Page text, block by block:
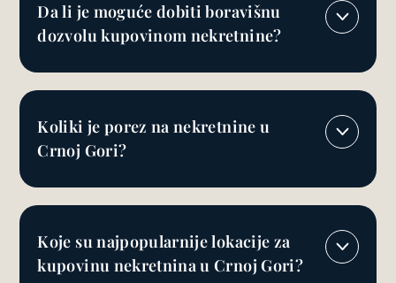
Da li je moguće dobiti boravišnu
dozvolu kupovinom nekretnine?
Koliki je porez na nekretnine u
Crnoj Gori?
Koje su najpopularnije lokacije za
kupovinu nekretnina u Crnoj Gori?